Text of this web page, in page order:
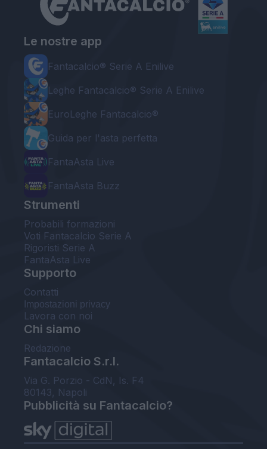
Le nostre app
Fantacalcio® Serie A Enilive
Leghe Fantacalcio® Serie A Enilive
EuroLeghe Fantacalcio®
Guida per l'asta perfetta
FantaAsta Live
FantaAsta Buzz
Strumenti
Probabili formazioni
Voti Fantacalcio Serie A
Rigoristi Serie A
FantaAsta Live
Supporto
Contatti
Impostazioni privacy
Lavora con noi
Chi siamo
Redazione
Fantacalcio S.r.l.
Via G. Porzio - CdN, Is. F4
80143, Napoli
Pubblicità su Fantacalcio?